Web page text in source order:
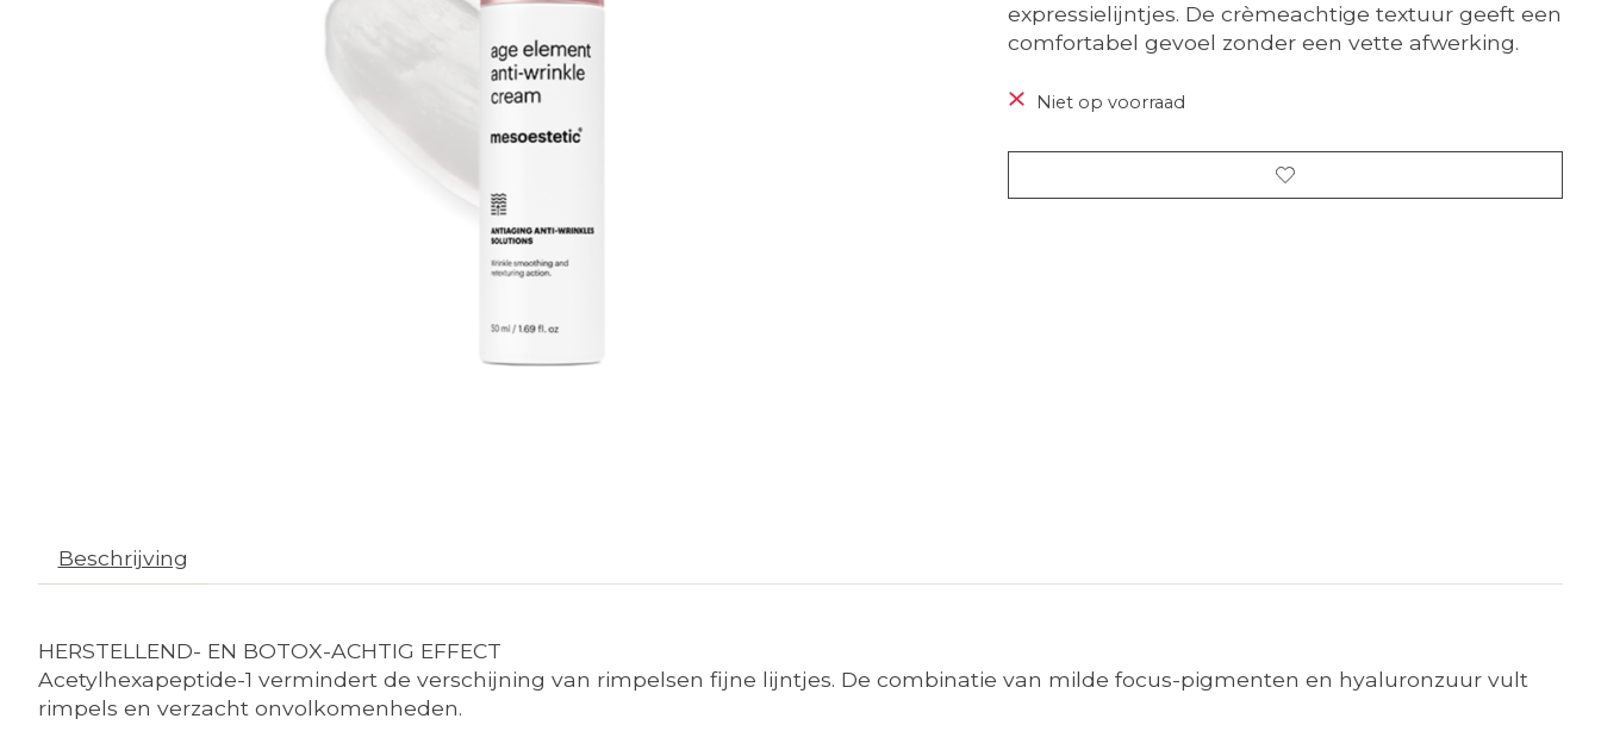
expressielijntjes. De crèmeachtige textuur geeft een
comfortabel gevoel zonder een vette afwerking.
Niet op voorraad
Beschrijving
HERSTELLEND- EN BOTOX-ACHTIG EFFECT
Acetylhexapeptide-1 vermindert de verschijning van rimpelsen fijne lijntjes. De combinatie van milde focus-pigmenten en hyaluronzuur vult
rimpels en verzacht onvolkomenheden.